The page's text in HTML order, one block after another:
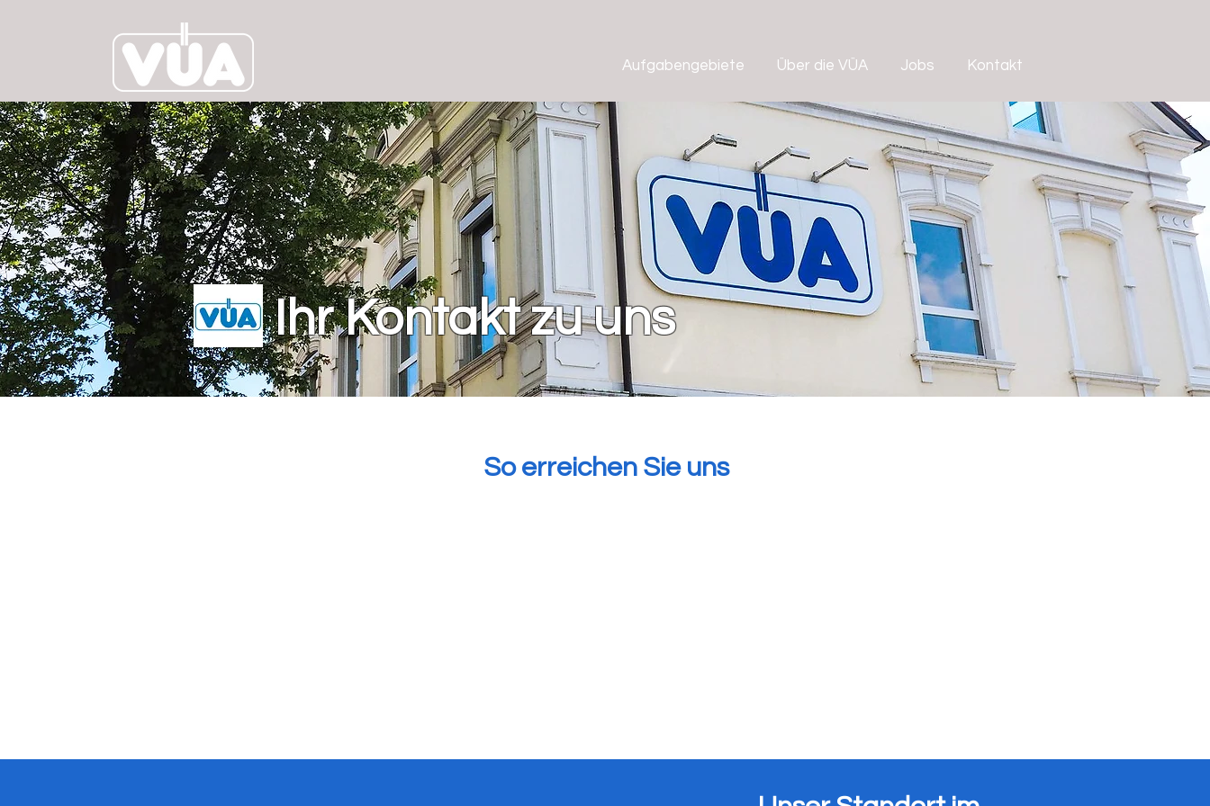
Aufgabengebiete Über die VÜA Jobs Kontakt
Ihr Kontakt zu uns
So erreichen Sie uns